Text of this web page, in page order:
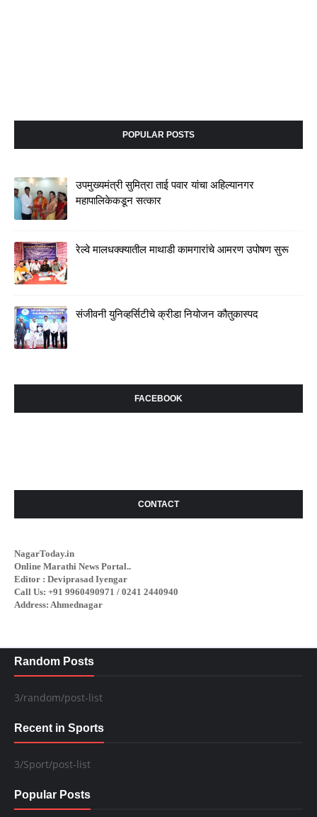
POPULAR POSTS
उपमुख्यमंत्री सुमित्रा ताई पवार यांचा अहिल्यानगर
महापालिकेकडून सत्कार
रेल्वे मालधक्क्यातील माथाडी कामगारांचे आमरण उपोषण सुरू
संजीवनी युनिव्हर्सिटीचे क्रीडा नियोजन कौतुकास्पद
FACEBOOK
CONTACT
NagarToday.in
Online Marathi News Portal..
Editor : Deviprasad Iyengar
Call Us: +91 9960490971 / 0241 2440940
Address: Ahmednagar
Random Posts
3/random/post-list
Recent in Sports
3/Sport/post-list
Popular Posts